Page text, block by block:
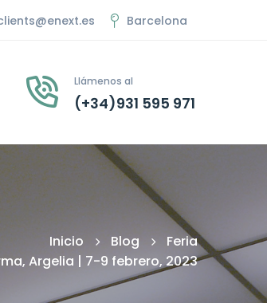
Barcelona
Llámenos al
(+34)931 595 971
Inicio Blog
Feria
Argelia | 7-9 febrero, 2023